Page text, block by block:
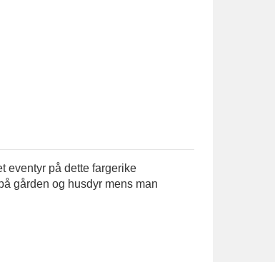
eventyr på dette fargerike
gården og husdyr mens man